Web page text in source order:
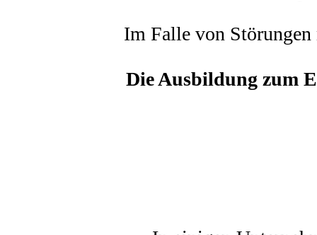
Im Falle von Störungen
Die Ausbildung zum